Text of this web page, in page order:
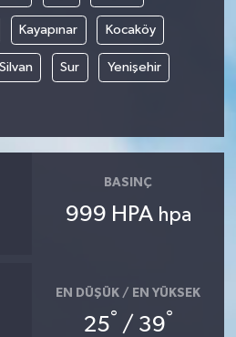
Kayapınar Kocaköy
Silvan Sur Yenişehir
BASINÇ
999 HPA hpa
EN DÜŞÜK / EN YÜKSEK
25° / 39°